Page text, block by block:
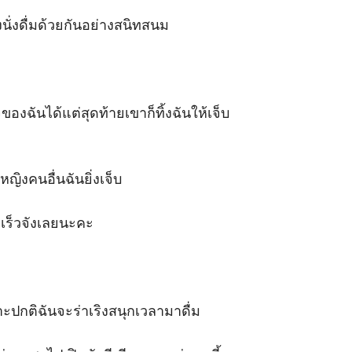
นั่งดื่มด้วยกันอย่างสนิทสนม
องฉันได้แต่สุดท้ายเขาก็ทิ้งฉันให้เจ็บ
ญิงคนอื่นฉันยิ่งเจ็บ
วจังเลยนะคะ
กติฉันจะร่าเริงสนุกเวลามาดื่ม